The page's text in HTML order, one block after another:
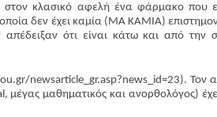
κλασικό αφελή ένα φάρμακο που
δεν έχει καμία (ΜΑ ΚΑΜΙΑ)
ότι είναι κάτω και από την
newsarticle_gr.asp?news_id=23). Τον
μαθηματικός και ανορθολόγος)